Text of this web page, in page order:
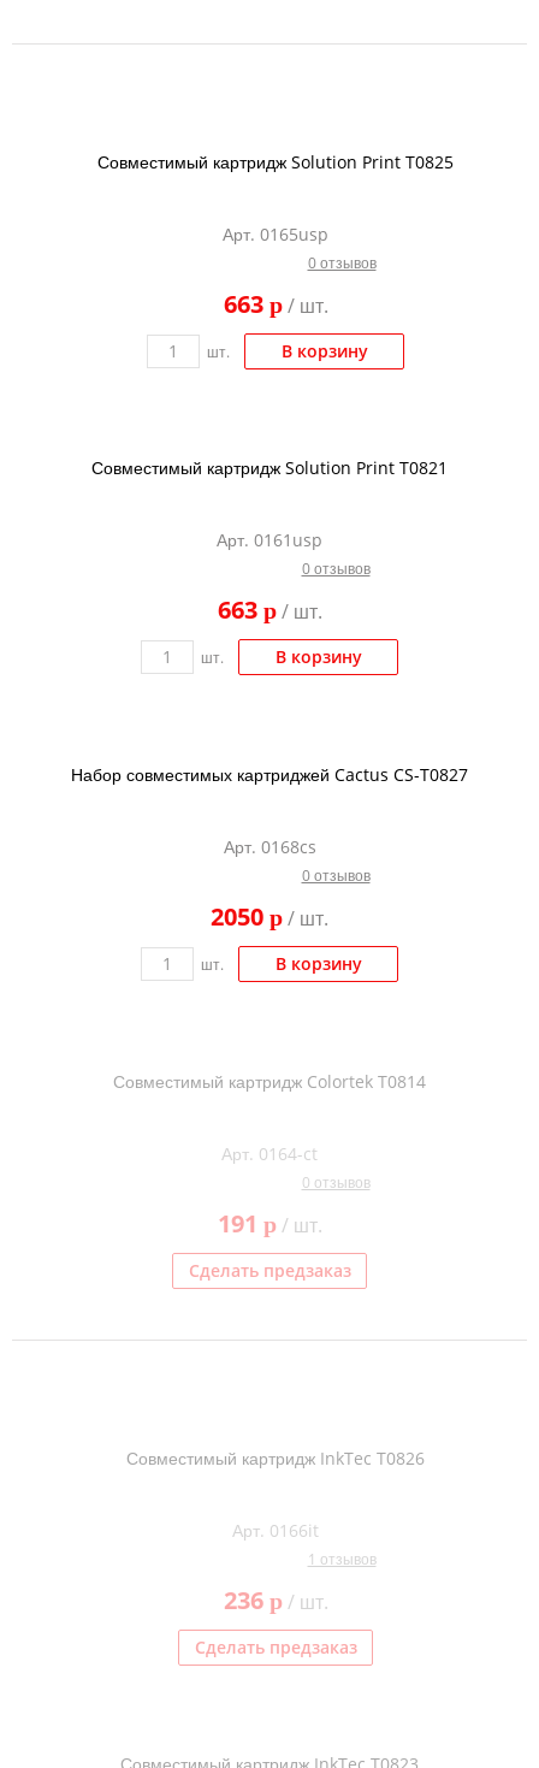
Совместимый картридж Solution Print T0825
Арт. 0165usp
0 отзывов
663 p/ шт.
шт. В корзину
Совместимый картридж Solution Print T0821
Арт. 0161usp
0 отзывов
663 p/ шт.
шт. В корзину
Набор совместимых картриджей Cactus CS-T0827
Арт. 0168cs
0 отзывов
2050 p/ шт.
шт. В корзину
Совместимый картридж Colortek T0814
Арт. 0164-ct
0 отзывов
191 p/ шт.
Сделать предзаказ
Совместимый картридж InkTec T0826
Арт. 0166it
1 отзывов
236 p/ шт.
Сделать предзаказ